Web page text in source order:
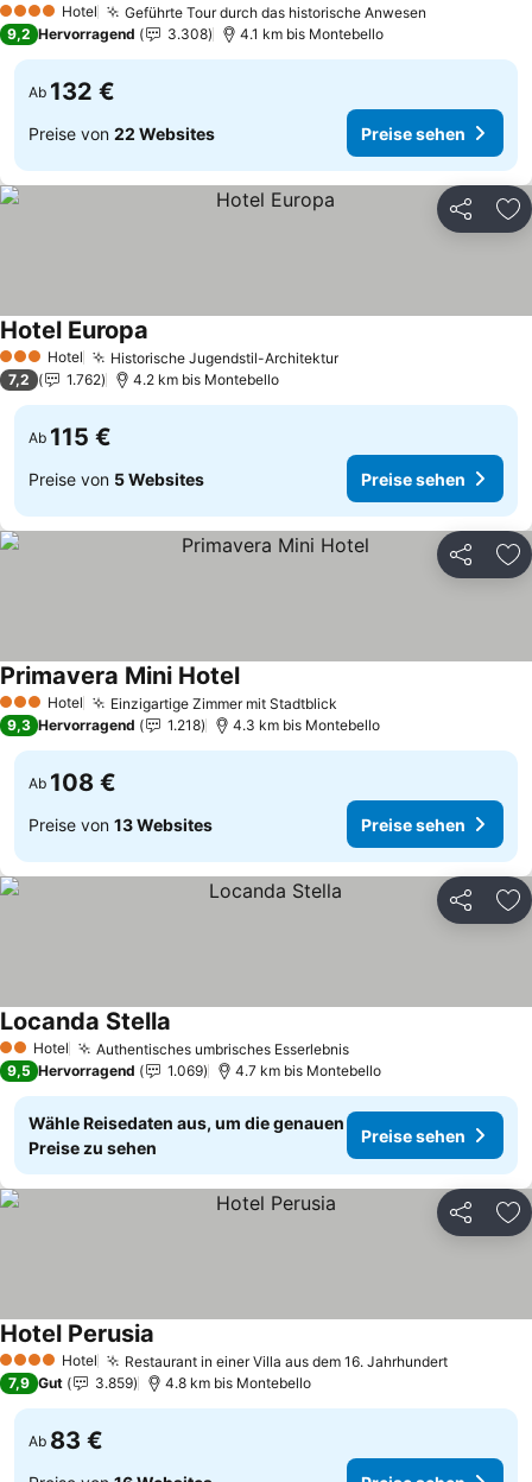
4 Sterne Hotel Geführte Tour durch das historische Anwesen
9,2 Hervorragend 3.308 4.1 km bis Montebello
Ab 132 €
Preise von 22 Websites Preise sehen
Teilen
3 SterneHotel Historische Jugendstil-Architektur
Hotel Europa
7,2 1.762 4.2 km bis Montebello
Ab 115 €
Preise von 5 Websites Preise sehen
Teilen
3 SterneHotel Einzigartige Zimmer mit Stadtblick
Primavera Mini Hotel
9,3 Hervorragend 1.218 4.3 km bis Montebello
Ab 108 €
Preise von 13 Websites Preise sehen
Teilen
2 Sterne
Hotel Authentisches umbrisches Esserlebnis
Locanda Stella
9,5 Hervorragend 1.069 4.7 km bis Montebello
Wähle Reisedaten aus, um die genauen
Preise zu sehen
Preise sehen
Teilen
4 Sterne Hotel Restaurant in einer Villa aus dem 16. Jahrhundert
Hotel Perusia
7,9 Gut 3.859 4.8 km bis Montebello
Ab 83 €